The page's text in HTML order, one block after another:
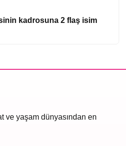
kadrosuna 2 flaş isim
ve yaşam dünyasından en